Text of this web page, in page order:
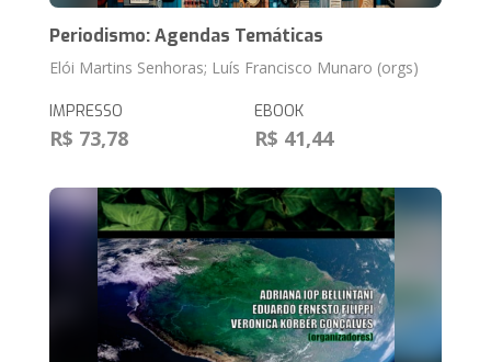
Periodismo: Agendas Temáticas
Elói Martins Senhoras; Luís Francisco Munaro (orgs)
IMPRESSO
R$ 73,78
EBOOK
R$ 41,44